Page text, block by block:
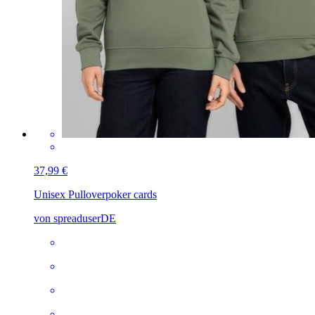
37,99 €
Unisex Pulloverpoker cards
von spreaduserDE